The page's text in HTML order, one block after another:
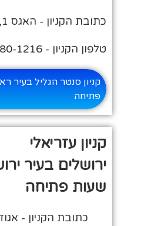
כתובת הקניון - האגס 1, ראש פינה
טלפון הקניון - 04-680-1216
קניון סנטר הגליל בעיר
פתיחה
קניון עזריאלי
ירושלים בעיר
שעות פתיחה